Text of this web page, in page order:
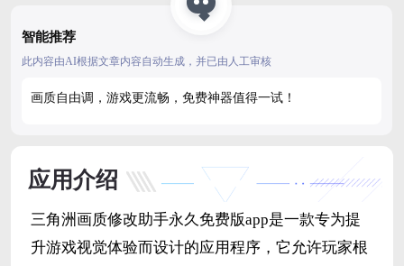
智能推荐
此内容由AI根据文章内容自动生成，并已由人工审核
画质自由调，游戏更流畅，免费神器值得一试！
应用介绍
三角洲画质修改助手永久免费版app是一款专为提
升游戏视觉体验而设计的应用程序，它允许玩家根